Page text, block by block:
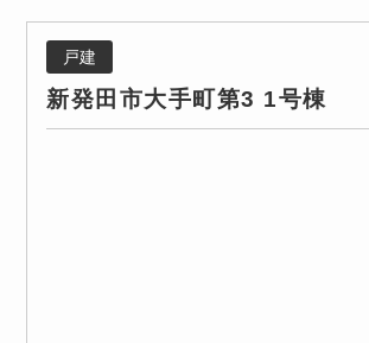
戸建
新発田市大手町第3 1号棟